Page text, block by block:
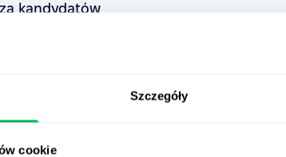
Szczegóły
cookie
kandydatów
i formularze feedbacku